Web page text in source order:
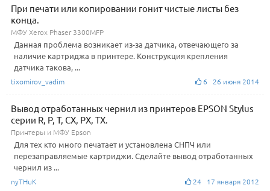
При печати или копировании гонит чистые листы без
конца.
МФУ Xerox Phaser 3300MFP
Данная проблема возникает из-за датчика, отвечающего за
наличие картриджа в принтере. Конструкция крепления
датчика такова, ...
tixomirov_vadim 6 26 июня 2014
Вывод отработанных чернил из принтеров EPSON Stylus
серии R, P, T, CX, PX, TX.
Принтеры и МФУ Epson
Для тех кто много печатает и установлена СНПЧ или
перезаправляемые картриджи. Сделайте вывод отработанных
чернил из ...
nyTHuK 24 17 января 2012